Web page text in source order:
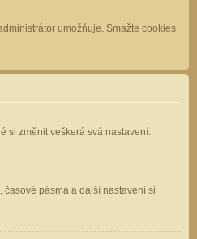
umožňuje. Smažte cookies
si změnit veškerá svá nastavení.
časové pásma a další nastavení si